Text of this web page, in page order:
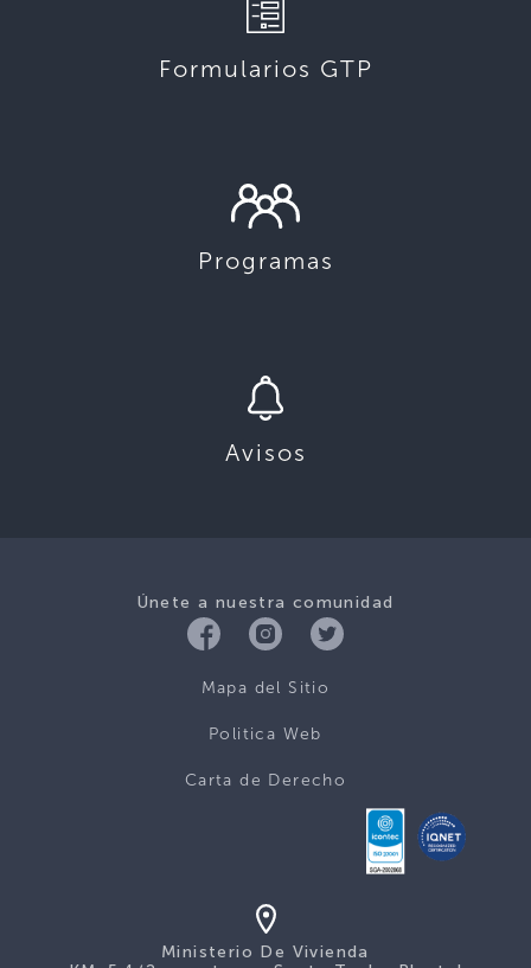
Formularios GTP
Programas
Avisos
Únete a nuestra comunidad
Mapa del Sitio
Politica Web
Carta de Derecho
Ministerio De Vivienda